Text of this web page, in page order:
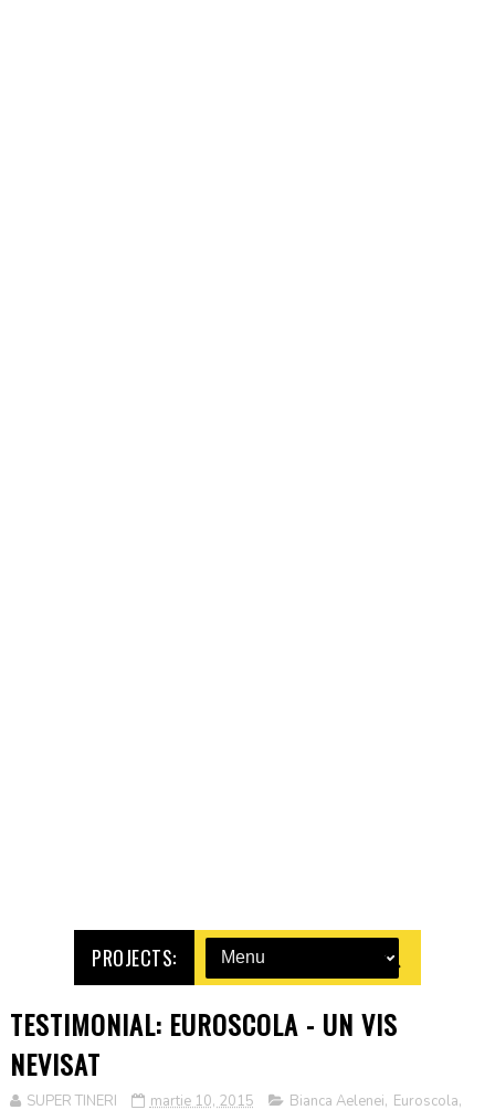
PROJECTS:
TESTIMONIAL: EUROSCOLA - UN VIS
NEVISAT
SUPER TINERI martie 10, 2015 Bianca Aelenei, Euroscola,